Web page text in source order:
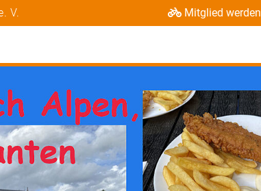
V. Mitglied werden